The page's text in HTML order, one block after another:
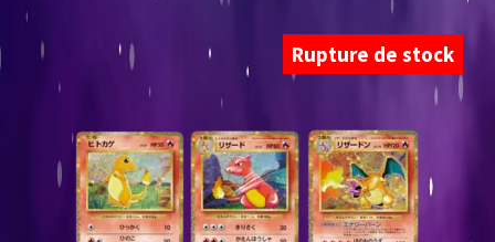
Rupture de stock